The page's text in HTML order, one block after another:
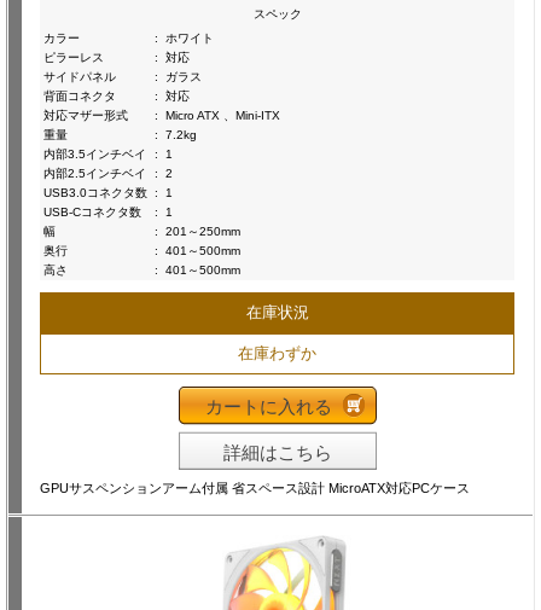
スペック
カラー
:
ホワイト
ピラーレス
:
対応
サイドパネル
:
ガラス
背面コネクタ
:
対応
対応マザー形式
:
Micro ATX 、Mini-ITX
重量
:
7.2kg
内部3.5インチベイ
:
1
内部2.5インチベイ
:
2
USB3.0コネクタ数 :
1
USB-Cコネクタ数
:
1
幅
:
201～250mm
奥行
:
401～500mm
高さ
: 401～500mm
在庫状況
在庫わずか
カートに入れる
詳細はこちら
GPUサスペンションアーム付属 省スペース設計 MicroATX対応PCケース